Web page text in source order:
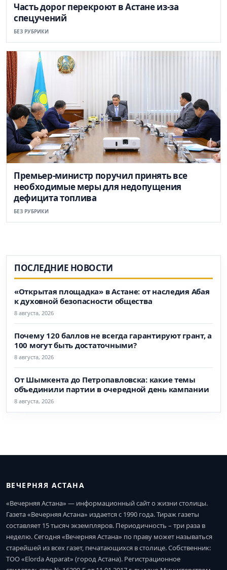
Часть дорог перекроют в Астане из-за
спецучений
БЕЗ РУБРИКИ
Премьер-министр поручил принять все
необходимые меры для недопущения
дефицита топлива
БЕЗ РУБРИКИ
ПОСЛЕДНИЕ НОВОСТИ
«Открытая площадка» в Астане: от наследия Абая
к духовной безопасности общества
8 августа, 2026
Почему 120 баллов не всегда гарантируют грант, а
100 могут быть достаточными?
8 августа, 2026
От Шымкента до Петропавловска: какие темы
объединили партии в очередной день кампании
8 августа, 2026
ВЕЧЕРНЯЯ АСТАНА
«Вечерняя Астана» — информационный сайт о жизни столицы.
Газета «Вечерняя Астана» издается с 1990 года. Тираж газеты
составляет 15 тысяч экземпляров. Периодичность – три раза в
неделю. Сегодня «Вечерняя Астана» по праву может называться
старейшей из всех газет, печатающихся в столице. Собственник:
ТОО «Elorda Aqparat» (город Астана). Регистрационное